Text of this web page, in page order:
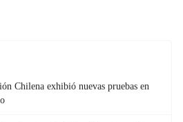
Chilena exhibió nuevas pruebas en